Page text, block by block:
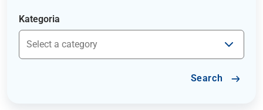
Kategoria
Search